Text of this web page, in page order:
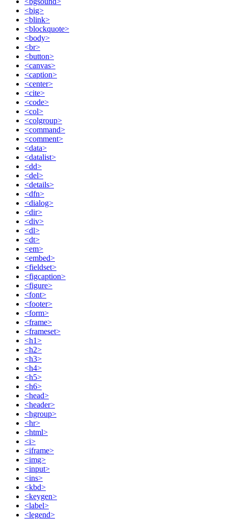
<big>
<blink>
<blockquote>
<body>
<br>
<button>
<canvas>
<caption>
<center>
<cite>
<code>
<col>
<colgroup>
<command>
<comment>
<data>
<datalist>
<dd>
<del>
<details>
<dfn>
<dialog>
<dir>
<div>
<dl>
<dt>
<em>
<embed>
<fieldset>
<figcaption>
<figure>
<font>
<footer>
<form>
<frame>
<frameset>
<h1>
<h2>
<h3>
<h4>
<h5>
<h6>
<head>
<header>
<hgroup>
<hr>
<html>
<i>
<iframe>
<img>
<input>
<ins>
<kbd>
<keygen>
<label>
<legend>